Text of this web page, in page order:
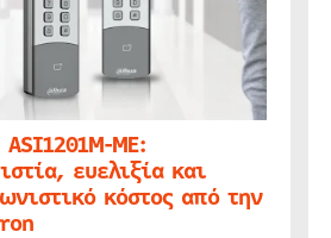
ASI1201M-ME:
ευελιξία και
κόστος από την